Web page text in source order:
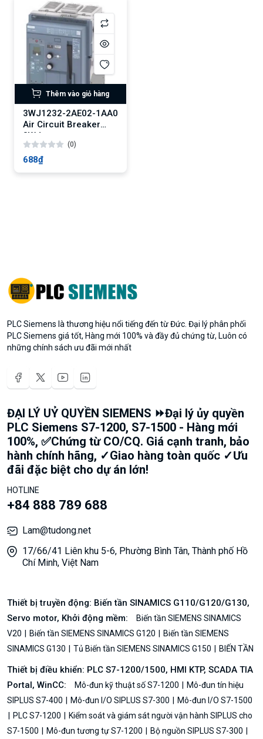
Thêm vào giỏ hàng
3WJ1232-2AE02-1AA0
Air Circuit Breaker
3WJ
(0)
688₫
PLC Siemens là thương hiệu nổi tiếng đến từ Đức. Đại lý phân phối
PLC Siemens giá tốt, Hàng mới 100% và đầy đủ chứng từ, Luôn có
những chính sách ưu đãi mới nhất
ĐẠI LÝ UỶ QUYỀN SIEMENS ⏩Đại lý ủy quyền
PLC Siemens S7-1200, S7-1500 - Hàng mới
100%, ✅Chứng từ CO/CQ. Giá cạnh tranh, bảo
hành chính hãng, ✓Giao hàng toàn quốc ✓Ưu
đãi đặc biệt cho dự án lớn!
HOTLINE
+84 888 789 688
Lam@tudong.net
17/66/41 Liên khu 5-6, Phường Bình Tân, Thành phố Hồ
Chí Minh, Việt Nam
Thiết bị truyền động: Biến tần SINAMICS G110/G120/G130,
Servo motor, Khởi động mềm:
Biến tần SIEMENS SINAMICS
V20
Biến tần SIEMENS SINAMICS G120
Biến tần SIEMENS
SINAMICS G130
Tủ Biến tần SIEMENS SINAMICS G150 BIẾN TẦN
Thiết bị điều khiển: PLC S7-1200/1500, HMI KTP, SCADA TIA
Portal, WinCC:
Mô-đun kỹ thuật số S7-1200
Mô-đun tín hiệu
SIPLUS S7-400
Mô-đun I/O SIPLUS S7-300
Mô-đun I/O S7-1500
PLC S7-1200
Kiểm soát và giám sát người vận hành SIPLUS cho
S7-1500
Mô-đun tương tự S7-1200
Bộ nguồn SIPLUS S7-300